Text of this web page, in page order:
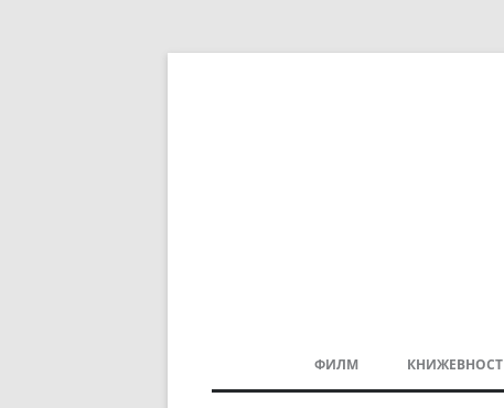
ФИЛМ КНИЖЕВНОСТ